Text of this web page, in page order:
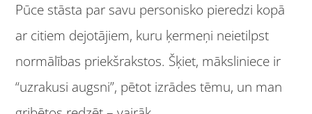
Pūce stāsta par savu personisko pieredzi kopā
ar citiem dejotājiem, kuru ķermeņi neietilpst
normālības priekšrakstos. Šķiet, māksliniece ir
“uzrakusi augsni”, pētot izrādes tēmu, un man